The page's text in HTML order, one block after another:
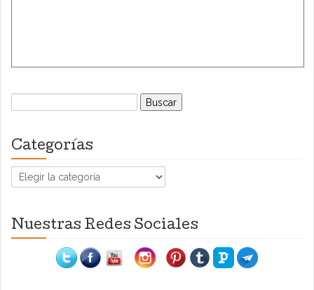
Buscar:
Categorías
Categorías
Nuestras Redes Sociales